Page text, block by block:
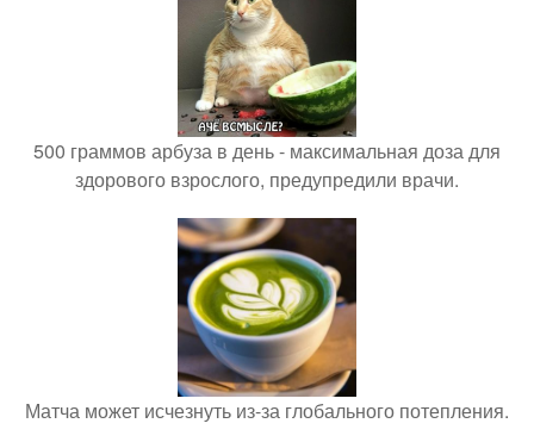
500 граммов арбуза в день - максимальная доза для
здорового взрослого, предупредили врачи.
Матча может исчезнуть из-за глобального потепления.